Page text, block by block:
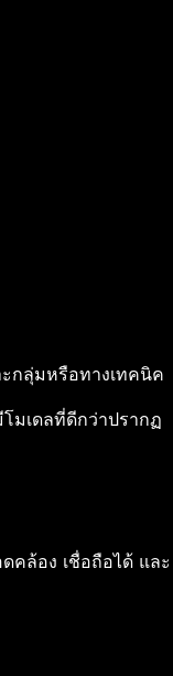
กลุ่มหรือทางเทคนิค
มเดลที่ดีกว่าปรากฏ
คล้อง เชื่อถือได้ และ